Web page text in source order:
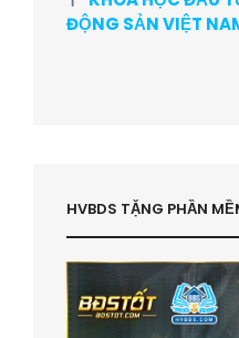
ĐỘNG SẢN VIỆT
HVBDS TẶNG PHẦN